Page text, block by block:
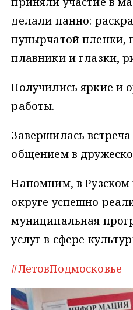
делали панно:
пупырчатой пленки,
плавники и глазки,
Получились яркие и
работы.
Завершилась
общением в
Напомним, в
округе успешно
муниципальная
услуг в сфере
#ЛетовПодмосковье